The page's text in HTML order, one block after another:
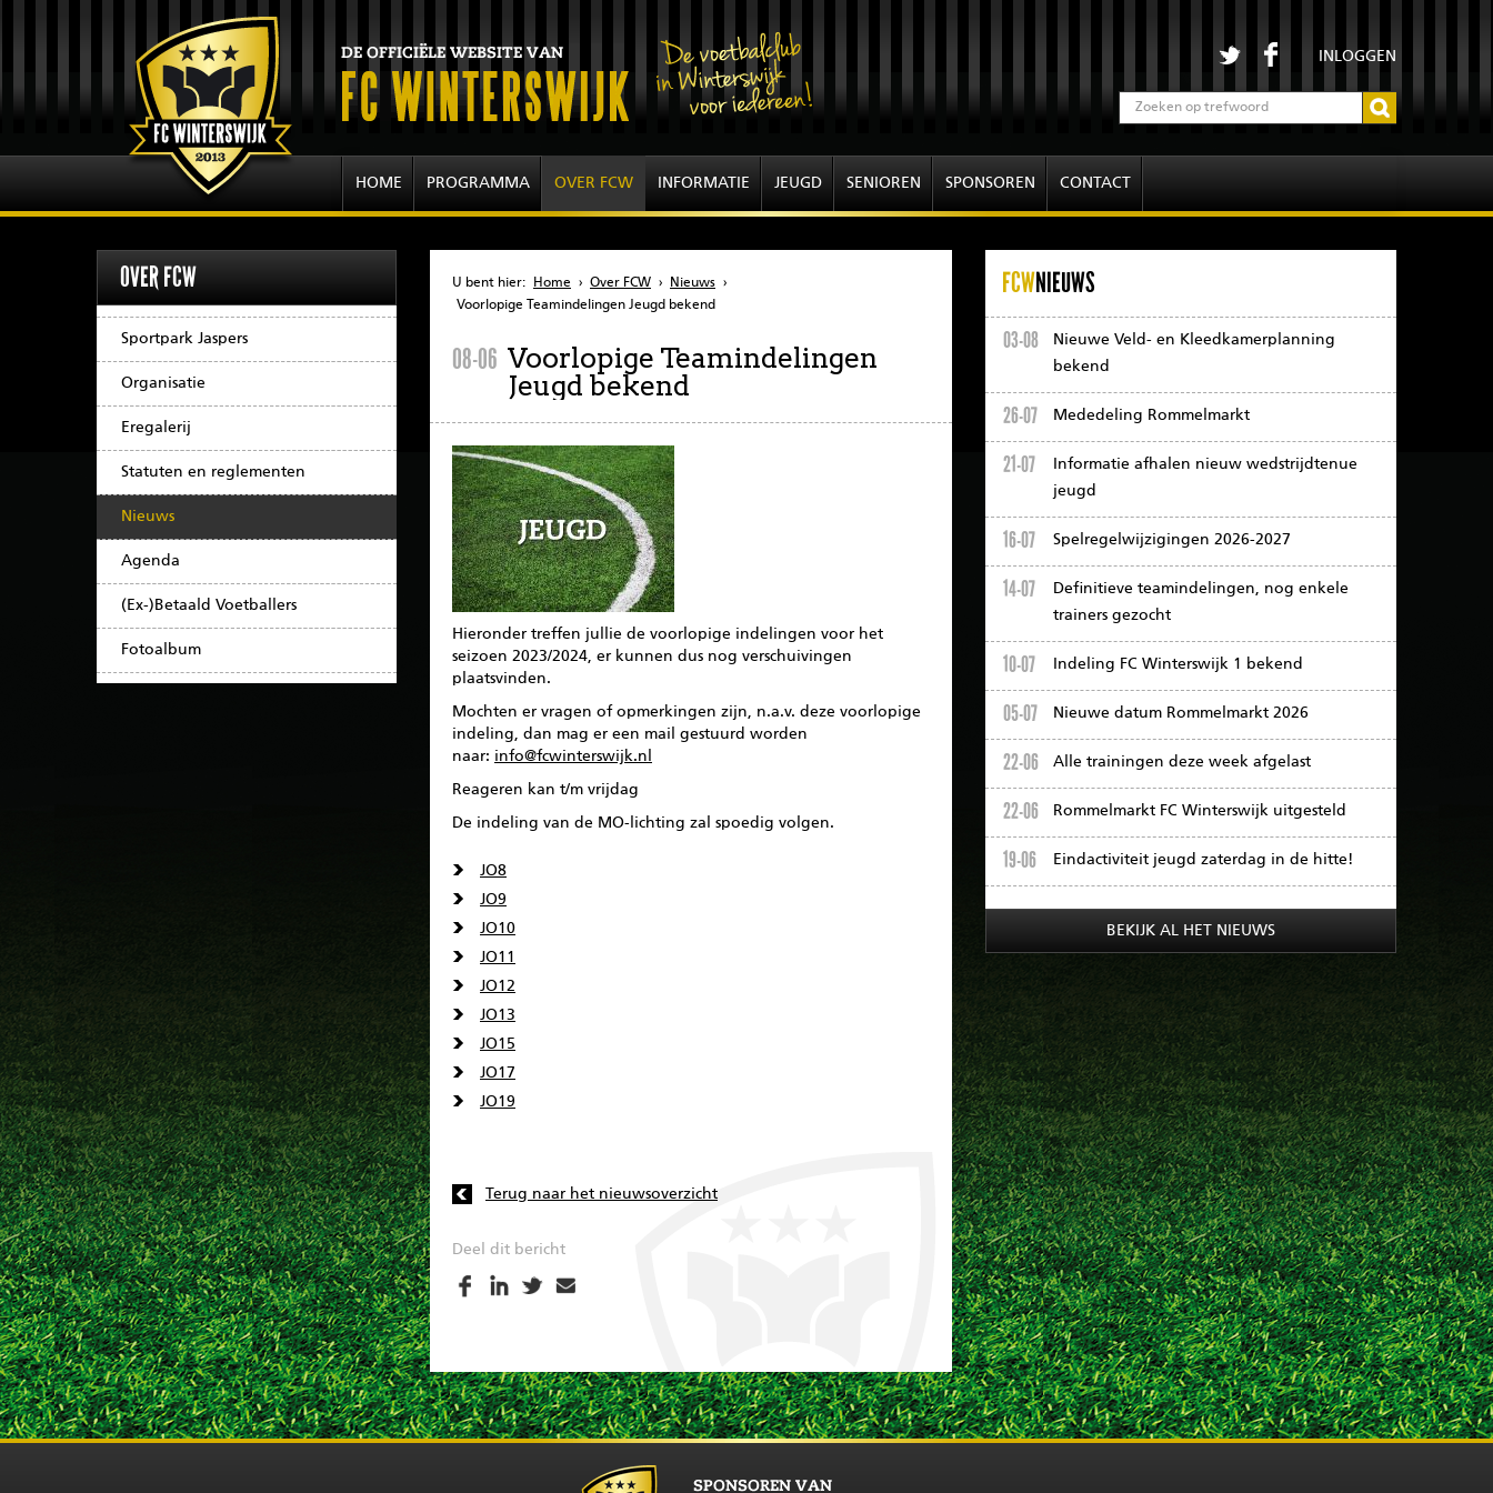
INLOGGEN
HOME PROGRAMMA OVER FCW INFORMATIE JEUGD SENIOREN SPONSOREN CONTACT
OVER FCW
Sportpark Jaspers
Organisatie
Eregalerij
Statuten en reglementen
Nieuws
Agenda
(Ex-)Betaald Voetballers
Fotoalbum
U bent hier: Home › Over FCW › Nieuws ›
Voorlopige Teamindelingen Jeugd bekend
08-06 Voorlopige Teamindelingen
Jeugd bekend
Hieronder treffen jullie de voorlopige indelingen voor het
seizoen 2023/2024, er kunnen dus nog verschuivingen
plaatsvinden.
Mochten er vragen of opmerkingen zijn, n.a.v. deze voorlopige
indeling, dan mag er een mail gestuurd worden
naar: info@fcwinterswijk.nl
Reageren kan t/m vrijdag
De indeling van de MO-lichting zal spoedig volgen.
JO8
JO9
JO10
JO11
JO12
JO13
JO15
JO17
JO19
Terug naar het nieuwsoverzicht
Deel dit bericht
FCWNIEUWS
03-08
Nieuwe Veld- en Kleedkamerplanning
bekend
26-07 Mededeling Rommelmarkt
21-07
Informatie afhalen nieuw wedstrijdtenue
jeugd
16-07 Spelregelwijzigingen 2026-2027
14-07
Definitieve teamindelingen, nog enkele
trainers gezocht
10-07 Indeling FC Winterswijk 1 bekend
05-07 Nieuwe datum Rommelmarkt 2026
22-06 Alle trainingen deze week afgelast
22-06 Rommelmarkt FC Winterswijk uitgesteld
19-06 Eindactiviteit jeugd zaterdag in de hitte!
BEKIJK AL HET NIEUWS